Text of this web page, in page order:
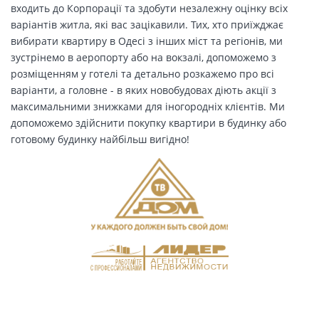
входить до Корпорації та здобути незалежну оцінку всіх
варіантів житла, які вас зацікавили. Тих, хто приїжджає
вибирати квартиру в Одесі з інших міст та регіонів, ми
зустрінемо в аеропорту або на вокзалі, допоможемо з
розміщенням у готелі та детально розкажемо про всі
варіанти, а головне - в яких новобудовах діють акції з
максимальними знижками для іногородніх клієнтів. Ми
допоможемо здійснити покупку квартири в будинку або
готовому будинку найбільш вигідно!